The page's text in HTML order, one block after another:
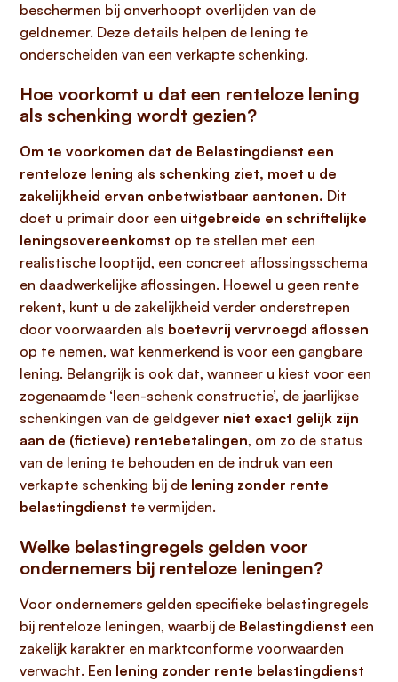
beschermen bij onverhoopt overlijden van de
geldnemer. Deze details helpen de lening te
onderscheiden van een verkapte schenking.
Hoe voorkomt u dat een renteloze lening
als schenking wordt gezien?
Om te voorkomen dat de Belastingdienst een
renteloze lening als schenking ziet, moet u de
zakelijkheid ervan onbetwistbaar aantonen. Dit
doet u primair door een uitgebreide en schriftelijke
leningsovereenkomst op te stellen met een
realistische looptijd, een concreet aflossingsschema
en daadwerkelijke aflossingen. Hoewel u geen rente
rekent, kunt u de zakelijkheid verder onderstrepen
door voorwaarden als boetevrij vervroegd aflossen
op te nemen, wat kenmerkend is voor een gangbare
lening. Belangrijk is ook dat, wanneer u kiest voor een
zogenaamde ‘leen-schenk constructie’, de jaarlijkse
schenkingen van de geldgever niet exact gelijk zijn
aan de (fictieve) rentebetalingen, om zo de status
van de lening te behouden en de indruk van een
verkapte schenking bij de lening zonder rente
belastingdienst te vermijden.
Welke belastingregels gelden voor
ondernemers bij renteloze leningen?
Voor ondernemers gelden specifieke belastingregels
bij renteloze leningen, waarbij de Belastingdienst een
zakelijk karakter en marktconforme voorwaarden
verwacht. Een lening zonder rente belastingdienst